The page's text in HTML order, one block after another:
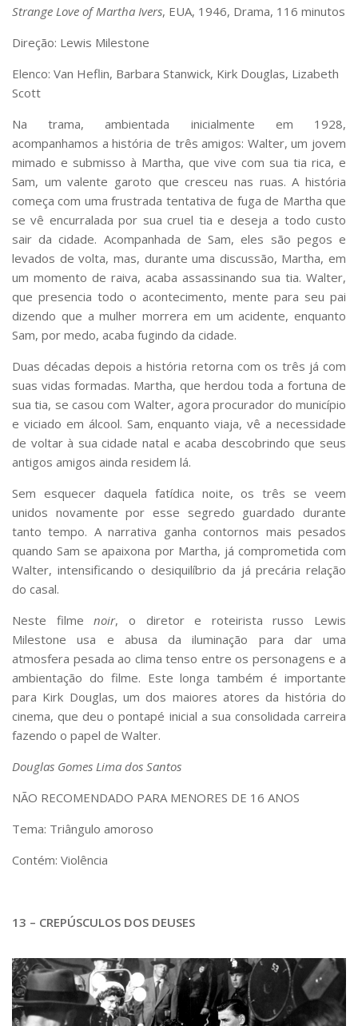
Outros serviços
Aplicativos e Sites
Defesa de Teses
Strange Love of Martha Ivers, EUA, 1946, Drama, 116 minutos
Direção: Lewis Milestone
Elenco: Van Heflin, Barbara Stanwick, Kirk Douglas, Lizabeth
Scott
Na trama, ambientada inicialmente em 1928,
acompanhamos a história de três amigos: Walter, um jovem
mimado e submisso à Martha, que vive com sua tia rica, e
Sam, um valente garoto que cresceu nas ruas. A história
começa com uma frustrada tentativa de fuga de Martha que
se vê encurralada por sua cruel tia e deseja a todo custo
sair da cidade. Acompanhada de Sam, eles são pegos e
levados de volta, mas, durante uma discussão, Martha, em
um momento de raiva, acaba assassinando sua tia. Walter,
que presencia todo o acontecimento, mente para seu pai
dizendo que a mulher morrera em um acidente, enquanto
Sam, por medo, acaba fugindo da cidade.
Duas décadas depois a história retorna com os três já com
suas vidas formadas. Martha, que herdou toda a fortuna de
sua tia, se casou com Walter, agora procurador do município
e viciado em álcool. Sam, enquanto viaja, vê a necessidade
de voltar à sua cidade natal e acaba descobrindo que seus
antigos amigos ainda residem lá.
Sem esquecer daquela fatídica noite, os três se veem
unidos novamente por esse segredo guardado durante
tanto tempo. A narrativa ganha contornos mais pesados
quando Sam se apaixona por Martha, já comprometida com
Walter, intensificando o desiquilíbrio da já precária relação
do casal.
Neste filmenoir, o diretor e roteirista russo Lewis
Milestone usa e abusa da iluminação para dar uma
atmosfera pesada ao clima tenso entre os personagens e a
ambientação do filme. Este longa também é importante
para Kirk Douglas, um dos maiores atores da história do
cinema, que deu o pontapé inicial a sua consolidada carreira
fazendo o papel de Walter.
Douglas Gomes Lima dos Santos
NÃO RECOMENDADO PARA MENORES DE 16 ANOS
Tema: Triângulo amoroso
Contém: Violência
13 – CREPÚSCULOS DOS DEUSES